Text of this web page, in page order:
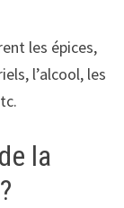
les épices,
l’alcool, les
la